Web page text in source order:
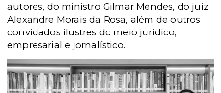
autores, do ministro Gilmar Mendes, do juiz
Alexandre Morais da Rosa, além de outros
convidados ilustres do meio jurídico,
empresarial e jornalístico.